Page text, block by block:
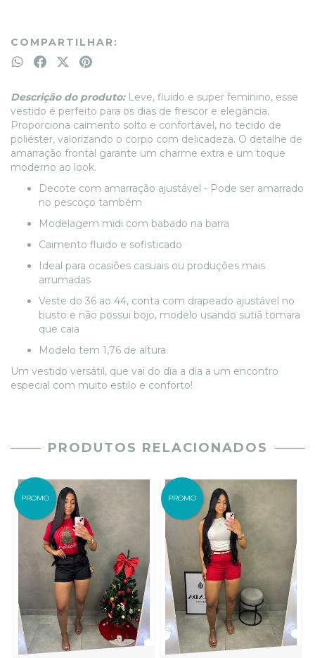
COMPARTILHAR:
Descrição do produto: Leve, fluido e super feminino, esse
vestido é perfeito para os dias de frescor e elegância.
Proporciona caimento solto e confortável, no tecido de
poliéster, valorizando o corpo com delicadeza. O detalhe de
amarração frontal garante um charme extra e um toque
moderno ao look.
Decote com amarração ajustável - Pode ser amarrado
no pescoço também
Modelagem midi com babado na barra
Caimento fluido e sofisticado
Ideal para ocasiões casuais ou produções mais
arrumadas
Veste do 36 ao 44, conta com drapeado ajustável no
busto e não possui bojo, modelo usando sutiã tomara
que caia
Modelo tem 1,76 de altura
Um vestido versátil, que vai do dia a dia a um encontro
especial com muito estilo e conforto!
PRODUTOS RELACIONADOS
PROMO PROMO